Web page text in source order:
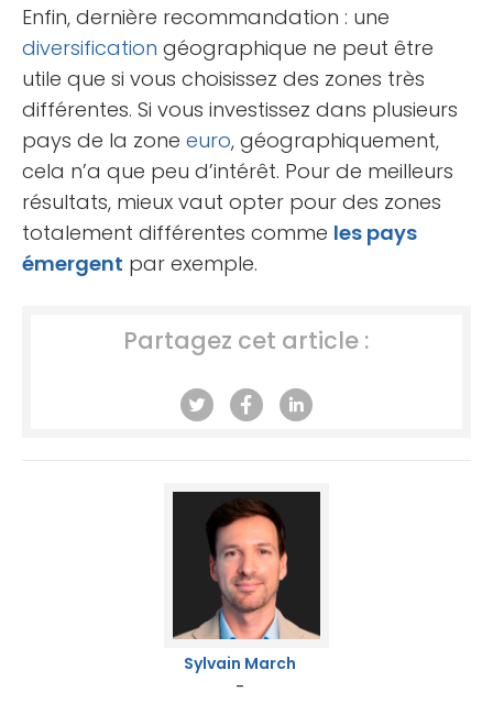
Enfin, dernière recommandation : une
diversification géographique ne peut être
utile que si vous choisissez des zones très
différentes. Si vous investissez dans plusieurs
pays de la zone euro, géographiquement,
cela n’a que peu d’intérêt. Pour de meilleurs
résultats, mieux vaut opter pour des zones
totalement différentes comme les pays
émergent par exemple.
Partagez cet article :
Sylvain March
-